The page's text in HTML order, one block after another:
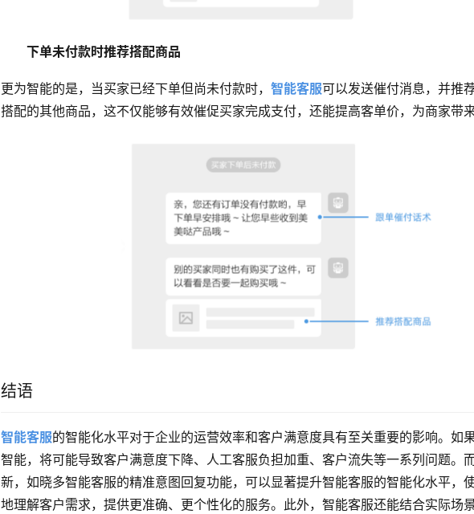
下单未付款时推荐搭配商品
更为智能的是，当买家已经下单但尚未付款时，智能客服可以发送催付消息，并推
搭配的其他商品，这不仅能够有效催促买家完成支付，还能提高客单价，为商家带
结语
智能客服的智能化水平对于企业的运营效率和客户满意度具有至关重要的影响。如
智能，将可能导致客户满意度下降、人工客服负担加重、客户流失等一系列问题。
新，如晓多智能客服的精准意图回复功能，可以显著提升智能客服的智能化水平，
地理解客户需求，提供更准确、更个性化的服务。此外，智能客服还能结合实际场